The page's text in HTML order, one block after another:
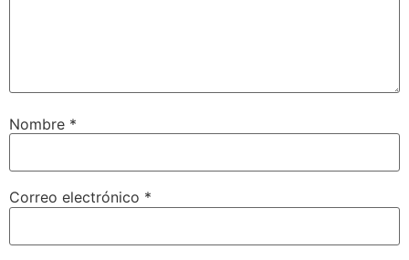
Nombre *
Correo electrónico *